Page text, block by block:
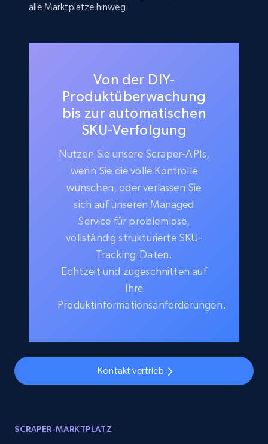
alle Marktplätze hinweg.
Von der DIY-
Produktüberwachung
bis zur automatischen
SKU-Verfolgung
Nutzen Sie unsere Scraper-APIs,
wenn Sie die volle Kontrolle
wünschen, oder verlassen Sie
sich auf unseren Managed
Service für problemlose,
vollständig strukturierte SKU-
Tracking-Daten.
Echtzeit und zugeschnitten auf
Ihre
Produktinformationsanforderungen.
Kontakt vertrieb
SCRAPER-MARKTPLATZ